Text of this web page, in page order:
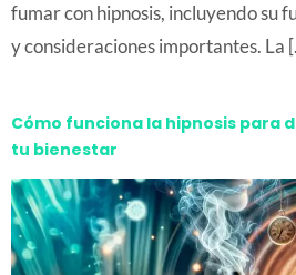
fumar con hipnosis, incluyendo su
y consideraciones importantes. La
Cómo funciona la hipnosis para
tu bienestar